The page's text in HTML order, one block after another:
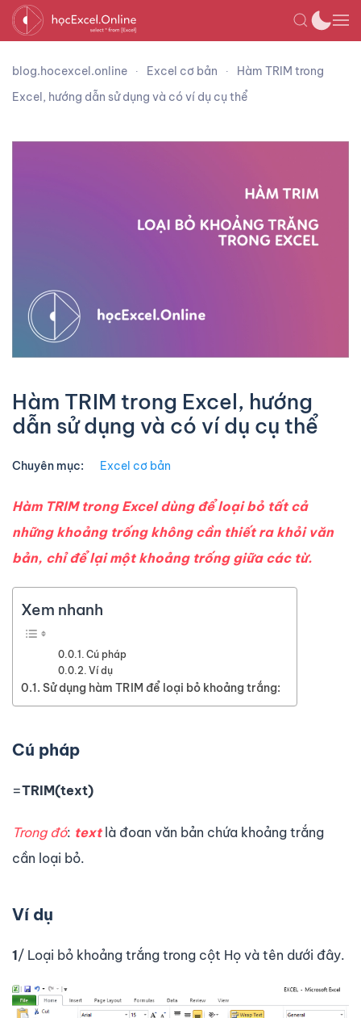
blog.hocexcel.online Excel cơ bản
Hàm TRIM trong
Excel, hướng dẫn sử dụng và có ví dụ cụ thể
Hàm TRIM trong Excel, hướng
dẫn sử dụng và có ví dụ cụ thể
Chuyên mục: Excel cơ bản
Hàm TRIM trong Excel dùng để loại bỏ tất cả
những khoảng trống không cần thiết ra khỏi văn
bản, chỉ để lại một khoảng trống giữa các từ.
Xem nhanh
Cú pháp
Ví dụ
Sử dụng hàm TRIM để loại bỏ khoảng trắng:
Cú pháp
=TRIM(text)
Trong đó: text là đoan văn bản chứa khoảng trắng
cần loại bỏ.
Ví dụ
1/ Loại bỏ khoảng trắng trong cột Họ và tên dưới đây.